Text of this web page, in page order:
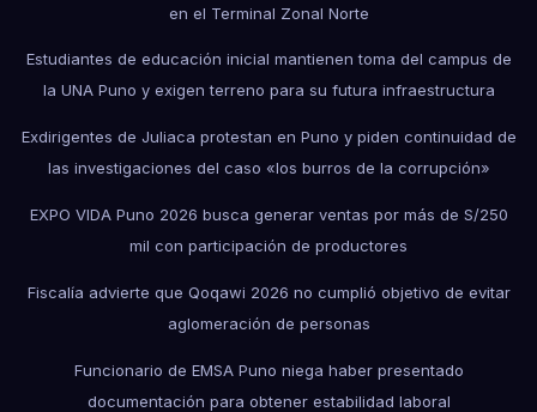
en el Terminal Zonal Norte
Estudiantes de educación inicial mantienen toma del campus de
la UNA Puno y exigen terreno para su futura infraestructura
Exdirigentes de Juliaca protestan en Puno y piden continuidad de
las investigaciones del caso «los burros de la corrupción»
EXPO VIDA Puno 2026 busca generar ventas por más de S/250
mil con participación de productores
Fiscalía advierte que Qoqawi 2026 no cumplió objetivo de evitar
aglomeración de personas
Funcionario de EMSA Puno niega haber presentado
documentación para obtener estabilidad laboral